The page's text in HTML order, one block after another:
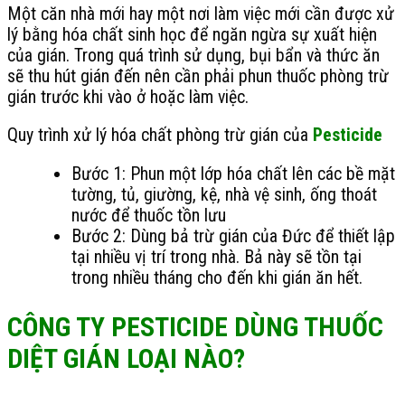
Một căn nhà mới hay một nơi làm việc mới cần được xử
lý bằng hóa chất sinh học để ngăn ngừa sự xuất hiện
của gián. Trong quá trình sử dụng, bụi bẩn và thức ăn
sẽ thu hút gián đến nên cần phải phun thuốc phòng trừ
gián trước khi vào ở hoặc làm việc.
Quy trình xử lý hóa chất phòng trừ gián của Pesticide
Bước 1: Phun một lớp hóa chất lên các bề mặt
tường, tủ, giường, kệ, nhà vệ sinh, ống thoát
nước để thuốc tồn lưu
Bước 2: Dùng bả trừ gián của Đức để thiết lập
tại nhiều vị trí trong nhà. Bả này sẽ tồn tại
trong nhiều tháng cho đến khi gián ăn hết.
CÔNG TY PESTICIDE DÙNG THUỐC
DIỆT GIÁN LOẠI NÀO?